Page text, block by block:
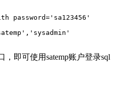
password='sa123456'
即可使用satemp账户登录sql